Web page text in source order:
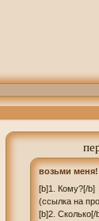
возьми меня!
[b]1. Кому?[/b]
(ссылка на
[b]2. Сколько[/